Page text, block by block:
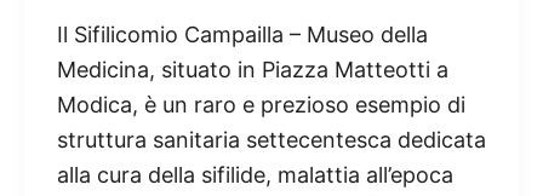
Il Sifilicomio Campailla – Museo della
Medicina, situato in Piazza Matteotti a
Modica, è un raro e prezioso esempio di
struttura sanitaria settecentesca dedicata
alla cura della sifilide, malattia all’epoca